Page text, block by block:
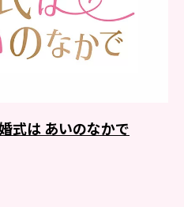
式は あいのなかで